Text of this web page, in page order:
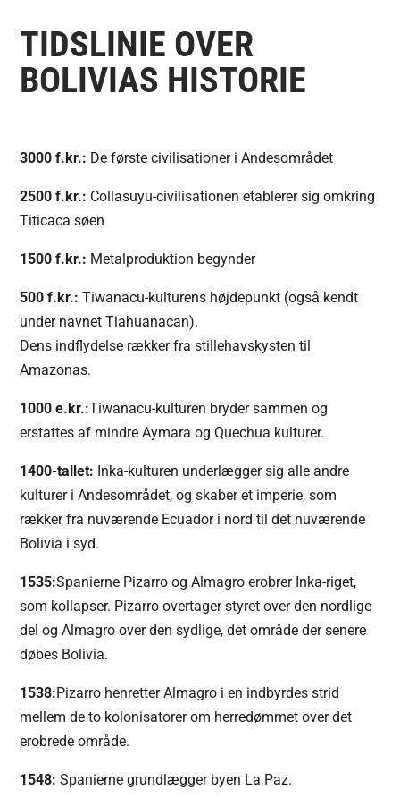
TIDSLINIE OVER
BOLIVIAS HISTORIE
3000 f.kr.: De første civilisationer i Andesområdet
2500 f.kr.: Collasuyu-civilisationen etablerer sig omkring
Titicaca søen
1500 f.kr.: Metalproduktion begynder
500 f.kr.: Tiwanacu-kulturens højdepunkt (også kendt
under navnet Tiahuanacan).
Dens indflydelse rækker fra stillehavskysten til
Amazonas.
1000 e.kr.:Tiwanacu-kulturen bryder sammen og
erstattes af mindre Aymara og Quechua kulturer.
1400-tallet: Inka-kulturen underlægger sig alle andre
kulturer i Andesområdet, og skaber et imperie, som
rækker fra nuværende Ecuador i nord til det nuværende
Bolivia i syd.
1535:Spanierne Pizarro og Almagro erobrer Inka-riget,
som kollapser. Pizarro overtager styret over den nordlige
del og Almagro over den sydlige, det område der senere
døbes Bolivia.
1538:Pizarro henretter Almagro i en indbyrdes strid
mellem de to kolonisatorer om herredømmet over det
erobrede område.
1548: Spanierne grundlægger byen La Paz.